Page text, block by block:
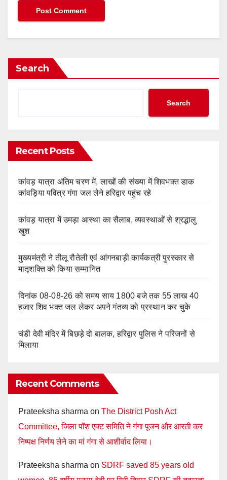
Search
Search
Recent Posts
कांवड़ यात्रा अंतिम चरण में, लाखों की संख्या में शिवभक्त डाक
कांवड़िया पवित्र गंगा जल लेने हरिद्वार पहुंच रहे
कांवड़ यात्रा में उमड़ा आस्था का सैलाब, व्यवस्थाओं से श्रद्धालु
खुश
मुख्यमंत्री ने तीलू रौतेली एवं आंगनबाड़ी कार्यकत्री पुरस्कार से
मातृशक्ति को किया सम्मानित
दिनांक 08-08-26 को समय साय 1800 बजे तक 55 लाख 40
हजार शिव भक्त जल लेकर अपने गंतव्य को प्रस्थान कर चुके
चंडी देवी मंदिर में बिछड़े दो बालक, हरिद्वार पुलिस ने परिजनों से
मिलाया
Recent Comments
Prateeksha sharma on The District Posh Act
Committee, जिला पॉश एक्ट समिति ने गंगा पूजन और आरती कर
निष्पक्ष निर्णय लेने का मां गंगा से आशीर्वाद लिया।
Prateeksha sharma on SDRF saved 85 years old